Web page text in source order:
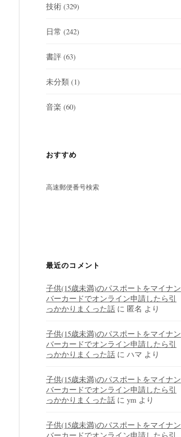
技術 (329)
日常 (242)
書評 (63)
未分類 (1)
音楽 (60)
おすすめ
高速郵便番号検索
最近のコメント
子供(15歳未満)のパスポートをマイナン
バーカードでオンライン申請したら引
っかかりまくった話 に 匿名 より
子供(15歳未満)のパスポートをマイナン
バーカードでオンライン申請したら引
っかかりまくった話 にハマ より
子供(15歳未満)のパスポートをマイナン
バーカードでオンライン申請したら引
っかかりまくった話 にym より
子供(15歳未満)のパスポートをマイナン
バーカードでオンライン申請したら引